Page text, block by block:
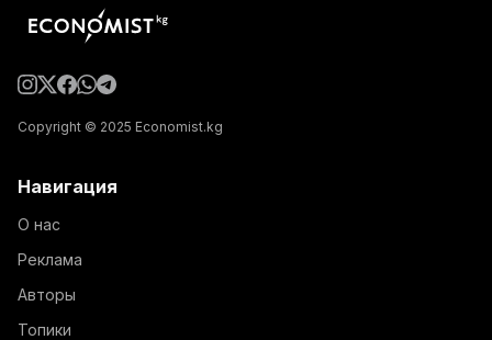
Copyright © 2025 Economist.kg
Навигация
О нас
Реклама
Авторы
Топики